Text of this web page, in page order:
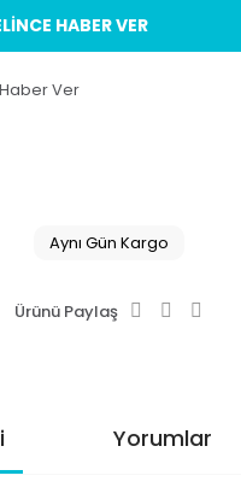
HABER VER
Ver
Aynı Gün Kargo
Ürünü Paylaş
Yorumlar